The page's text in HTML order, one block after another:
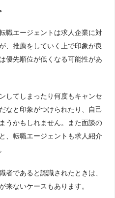
職エージェントは求人企業に対
、推薦をしていく上で印象が良
優先順位が低くなる可能性があ
してしまったり何度もキャンセ
なと印象がつけられたり、自己
うかもしれません。また面談の
、転職エージェントも求人紹介
者であると認識されたときは、
来ないケースもあります。